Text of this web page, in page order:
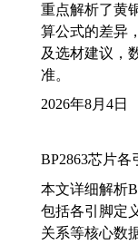
重点解析了黄
算公式的差异
及选材建议，
准。
2026年8月4日
BP2863芯片各
本文详细解析
包括各引脚定
关系等核心数